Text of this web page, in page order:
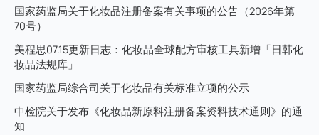
国家药监局关于化妆品注册备案有关事项的公告（2026年第
70号）
美程思07.15更新日志：化妆品全球配方审核工具新增「日韩化
妆品法规库」
国家药监局综合司关于化妆品有关标准立项的公示
中检院关于发布《化妆品新原料注册备案资料技术通则》的通
知